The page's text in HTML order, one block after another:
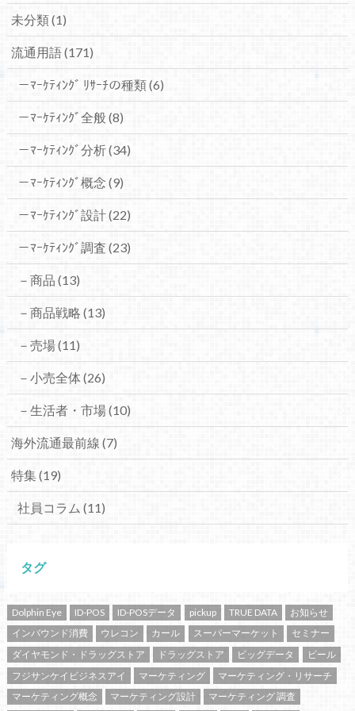
未分類(1)
流通用語(171)
－ﾏｰｹﾃｨﾝｸﾞ ﾘｻｰﾁの種類(6)
－ﾏｰｹﾃｨﾝｸﾞ全般(8)
－ﾏｰｹﾃｨﾝｸﾞ分析(34)
－ﾏｰｹﾃｨﾝｸﾞ概念 (9)
－ﾏｰｹﾃｨﾝｸﾞ設計(22)
－ﾏｰｹﾃｨﾝｸﾞ調査 (23)
－商品 (13)
－商品戦略 (13)
－売場(11)
－小売全体(26)
－生活者・市場(10)
海外流通最前線 (7)
特集(19)
社員コラム (11)
タグ
Dolphin Eye ID-POS ID-POSデータ pickup TRUE DATA
お知らせ
インバウンド消費
ウレコン カール スーパーマーケット
セミナー
ダイヤモンド・ドラッグストア
ドラッグストア ビッグデータ
ビール
フジサンケイビジネスアイ
マーケティング
マーケティング・リサーチ
マーケティング概念
マーケティング設計 マーケティング 調査